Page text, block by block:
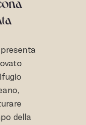
presenta
della